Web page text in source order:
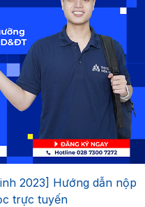
2023] Hướng dẫn nộp
trực tuyến